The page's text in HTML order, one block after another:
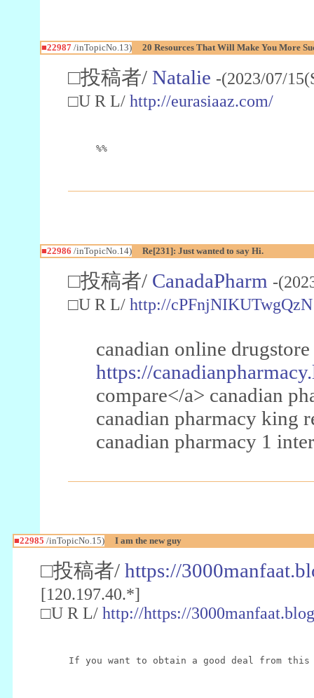
■22987/inTopicNo.13) 20 Resources That Will Make You More
□投稿者/ Natalie -(2023/07/
□U R L/ http://eurasiaaz.com/
%%
■22986 /inTopicNo.14) Re[231]: Just wanted to say Hi.
□投稿者/ CanadaPharm -
□U R L/ http://cPFnjNIKUTwgQzN
canadian online
https://
compare</a> canadian
canadian pharmacy king
canadian pharmacy 1
■22985 /inTopicNo.15) I am the new guy
□投稿者/ https://
[120.197.40.*]
□U R L/ http://https://
If you want to obtain a good deal from this